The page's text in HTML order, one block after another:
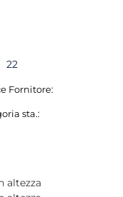
22
Fornitore:
sta.:
altezza